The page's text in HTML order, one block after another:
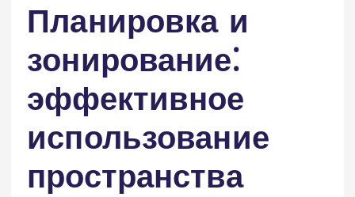
Планировка и
зонирование⁚
эффективное
использование
пространства